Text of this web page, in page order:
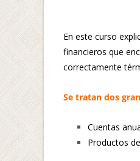
En este curso
financieros que
correctamente
Se tratan dos
Cuentas
Productos